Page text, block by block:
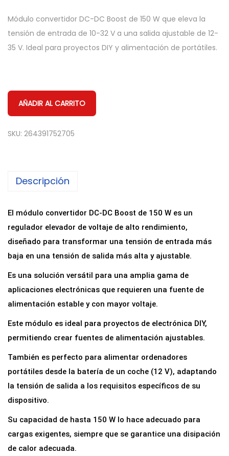
Módulo convertidor DC-DC Boost de 150 W que eleva la
tensión de entrada de 10-32 V a una salida ajustable de 12-
35 V. Ideal para proyectos DIY y alimentación de portátiles.
AÑADIR AL CARRITO
SKU: 264391752705
Descripción
El módulo convertidor DC-DC Boost de 150 W es un
regulador elevador de voltaje de alto rendimiento,
diseñado para transformar una tensión de entrada más
baja en una tensión de salida más alta y ajustable.
Es una solución versátil para una amplia gama de
aplicaciones electrónicas que requieren una fuente de
alimentación estable y con mayor voltaje.
Este módulo es ideal para proyectos de electrónica DIY,
permitiendo crear fuentes de alimentación ajustables.
También es perfecto para alimentar ordenadores
portátiles desde la batería de un coche (12 V), adaptando
la tensión de salida a los requisitos específicos de su
dispositivo.
Su capacidad de hasta 150 W lo hace adecuado para
cargas exigentes, siempre que se garantice una disipación
de calor adecuada.